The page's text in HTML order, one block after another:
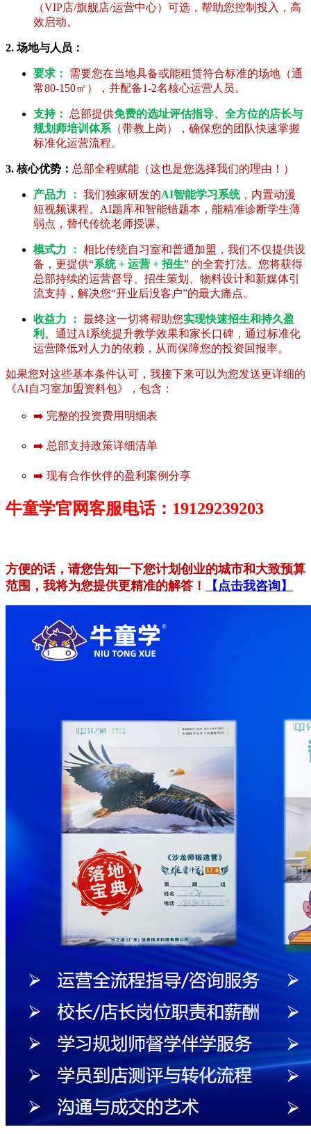
（VIP店/旗舰店/运营中心）可选，帮助您控制投入，高
效启动。
2. 场地与人员：
要求：
需要您在当地具备或能租赁符合标准的场地（通
常80-150㎡），并配备1-2名核心运营人员。
支持： 总部提供免费的选址评估指导、全方位的店长与
规划师培训体系 （带教上岗），确保您的团队快速掌握
标准化运营流程。
3. 核心优势： 总部全程赋能（这也是您选择我们的理由！）
产品力 ： 我们独家研发的AI智能学习系统，内置动漫
短视频课程、AI题库和智能错题本，能精准诊断学生薄
弱点，替代传统老师授课。
模式力 ： 相比传统自习室和普通加盟，我们不仅提供设
备，更提供“系统 + 运营 + 招生” 的全套打法。您将获得
总部持续的运营督导、招生策划、物料设计和新媒体引
流支持，解决您“开业后没客户”的最大痛点。
收益力 ： 最终这一切将帮助您实现快速招生和持久盈
利 。通过AI系统提升教学效果和家长口碑，通过标准化
运营降低对人力的依赖，从而保障您的投资回报率。
如果您对这些基本条件认可，我接下来可以为您发送更详细的
《AI自习室加盟资料包》，包含：
➡️ 完整的投资费用明细表
➡️ 总部支持政策详细清单
➡️ 现有合作伙伴的盈利案例分享
牛童学官网客服电话：19129239203
方便的话，请您告知一下您计划创业的城市和大致预算
范围，我将为您提供更精准的解答！
【点击我咨询】